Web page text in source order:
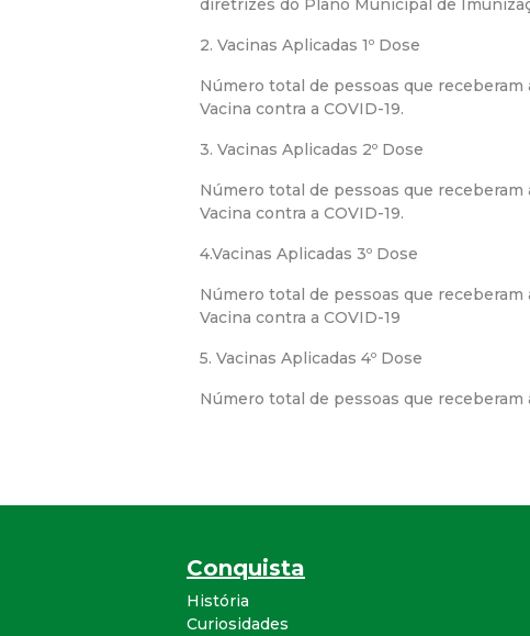
diretrizes do Plano Municipal de
2. Vacinas Aplicadas 1º Dose
Número total de pessoas que receberam
Vacina contra a COVID-19.
3. Vacinas Aplicadas 2º Dose
Número total de pessoas que receberam
Vacina contra a COVID-19.
4.Vacinas Aplicadas 3º Dose
Número total de pessoas que receberam
Vacina contra a COVID-19
5. Vacinas Aplicadas 4º Dose
Número total de pessoas que receberam
Conquista
História
Curiosidades